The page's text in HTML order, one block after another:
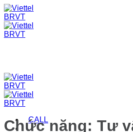
Skip
to
content
CALL
Chức năng: Tư